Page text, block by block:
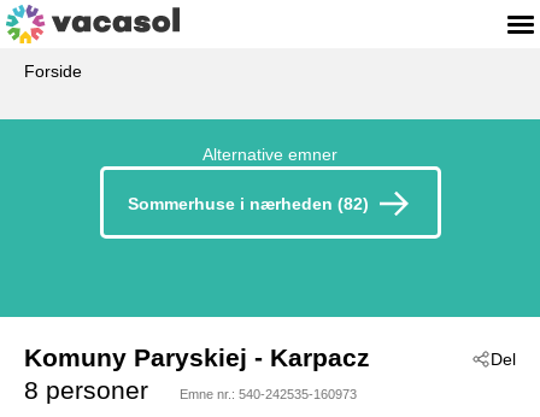
Forside
Alternative emner
Sommerhuse i nærheden (82)
Del
Komuny Paryskiej
- 58-540
- Karpacz
8 personer
Emne nr.: 540-242535-160973